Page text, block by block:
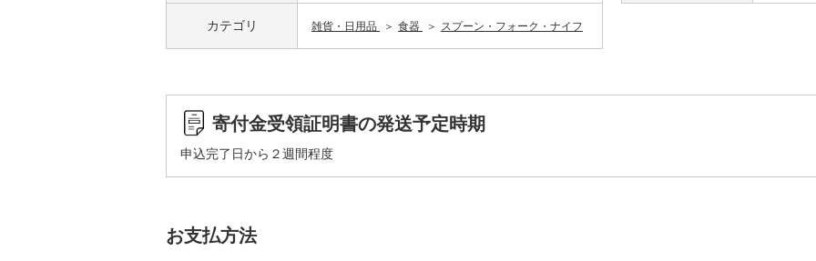
カテゴリ 雑貨・日用品 食器 スプーン・フォーク・ナイフ
寄付金受領証明書の発送予定時期
申込完了日から２週間程度
お支払方法